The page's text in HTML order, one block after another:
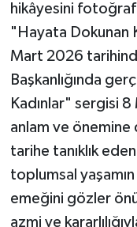
hikâyesini
"Hayata Dokunan
Mart 2026
Başkanlığında
Kadınlar" sergisi
anlam ve önemine
tarihe tanıklık eden
toplumsal yaşamın
emeğini gözler
azmi ve